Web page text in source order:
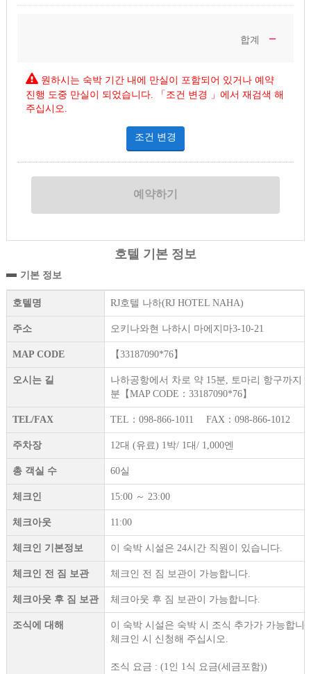
합계 －
원하시는 숙박 기간 내에 만실이 포함되어 있거나 예약
진행 도중 만실이 되었습니다. 「조건 변경 」에서 재검색 해
주십시오.
조건 변경
호텔 기본 정보
기본 정보
호텔명 RJ호텔 나하(RJ HOTEL NAHA)
주소 오키나와현 나하시 마에지마3-10-21
MAP CODE 【33187090*76】
오시는 길
나하공항에서 차로 약 15분, 토마리 항구까지
분【MAP CODE：33187090*76】
TEL/FAX TEL：098-866-1011 FAX：098-866-1012
주차장 12대 (유료) 1박/ 1대/ 1,000엔
총 객실 수 60실
체크인 15:00 ～ 23:00
체크아웃 11:00
체크인 기본정보 이 숙박 시설은 24시간 직원이 있습니다.
체크인 전 짐 보관 체크인 전 짐 보관이 가능합니다.
체크아웃 후 짐 보관 체크아웃 후 짐 보관이 가능합니다.
조식에 대해
이 숙박 시설은 숙박 시 조식 추가가 가능합니
체크인 시 신청해 주십시오.
조식 요금 : (1인 1식 요금(세금포함))